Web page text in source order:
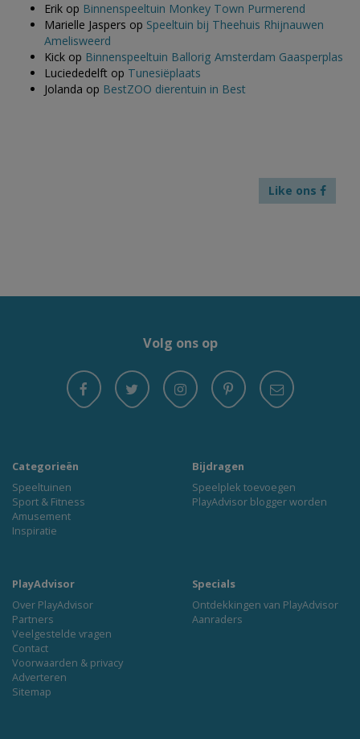
Erik op Binnenspeeltuin Monkey Town Purmerend
Marielle Jaspers op Speeltuin bij Theehuis Rhijnauwen
Amelisweerd
Kick op Binnenspeeltuin Ballorig Amsterdam Gaasperplas
Luciededelft op Tunesiëplaats
Jolanda op BestZOO dierentuin in Best
Like ons
Volg ons op
Categorieën
Speeltuinen
Sport & Fitness
Amusement
Inspiratie
Bijdragen
Speelplek toevoegen
PlayAdvisor blogger worden
PlayAdvisor
Over PlayAdvisor
Partners
Veelgestelde vragen
Contact
Voorwaarden & privacy
Adverteren
Sitemap
Specials
Ontdekkingen van PlayAdvisor
Aanraders